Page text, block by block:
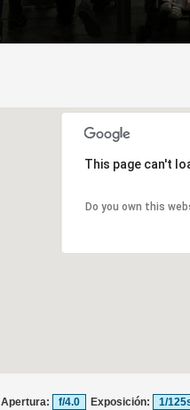
This page can't
Do you own this
Apertura: f/4.0 Exposición: 1/